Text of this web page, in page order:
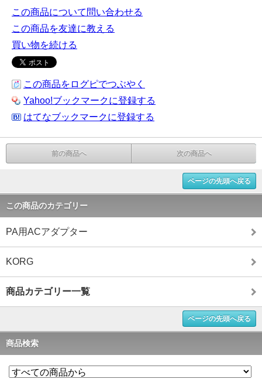
この商品について問い合わせる
この商品を友達に教える
買い物を続ける
この商品をログピでつぶやく
Yahoo!ブックマークに登録する
はてなブックマークに登録する
前の商品へ 次の商品へ
ページの先頭へ戻る
この商品のカテゴリー
PA用ACアダプター
KORG
商品カテゴリー一覧
ページの先頭へ戻る
商品検索